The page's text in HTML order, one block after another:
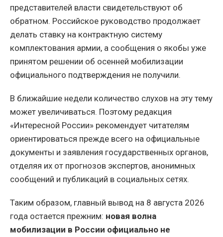
представителей власти свидетельствуют об
обратном. Российское руководство продолжает
делать ставку на контрактную систему
комплектования армии, а сообщения о якобы уже
принятом решении об осенней мобилизации
официального подтверждения не получили.
В ближайшие недели количество слухов на эту тему
может увеличиваться. Поэтому редакция
«Интересной России» рекомендует читателям
ориентироваться прежде всего на официальные
документы и заявления государственных органов,
отделяя их от прогнозов экспертов, анонимных
сообщений и публикаций в социальных сетях.
Таким образом, главный вывод на 8 августа 2026
года остается прежним: новая волна
мобилизации в России официально не